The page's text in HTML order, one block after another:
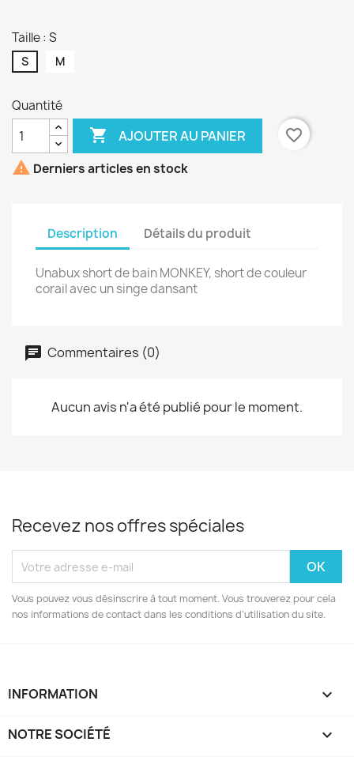
Taille : S
S M
Quantité
 AJOUTER AU PANIER
favorite_border
 Derniers articles en stock
Description Détails du produit
Unabux short de bain MONKEY, short de couleur
corail avec un singe dansant
Commentaires (0)
Aucun avis n'a été publié pour le moment.
Recevez nos offres spéciales
Vous pouvez vous désinscrire à tout moment. Vous trouverez pour cela
nos informations de contact dans les conditions d'utilisation du site.
INFORMATION 
NOTRE SOCIÉTÉ 